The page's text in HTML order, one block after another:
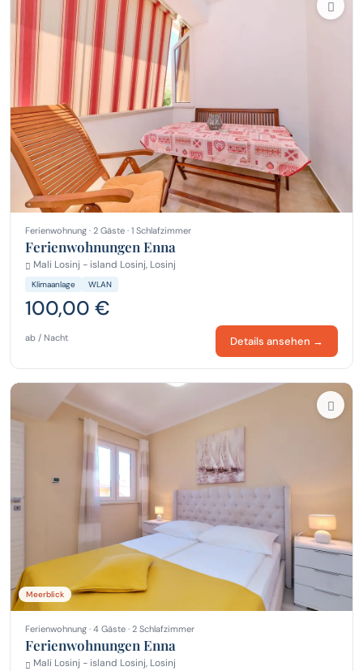
Ferienwohnung · 2 Gäste · 1 Schlafzimmer
Ferienwohnungen Enna
Mali Losinj - island Losinj, Losinj
Klimaanlage WLAN
100,00 €
ab / Nacht Details ansehen →
Meerblick
Ferienwohnung · 4 Gäste · 2 Schlafzimmer
Ferienwohnungen Enna
Mali Losinj - island Losinj, Losinj